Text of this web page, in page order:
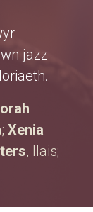
jazz
Xenia
, llais;